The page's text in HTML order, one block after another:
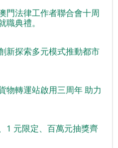
門法律工作者聯合會十周
典禮。
新探索多元模式推動都市
物轉運站啟用三周年 助力
1 元限定、百萬元抽獎齊